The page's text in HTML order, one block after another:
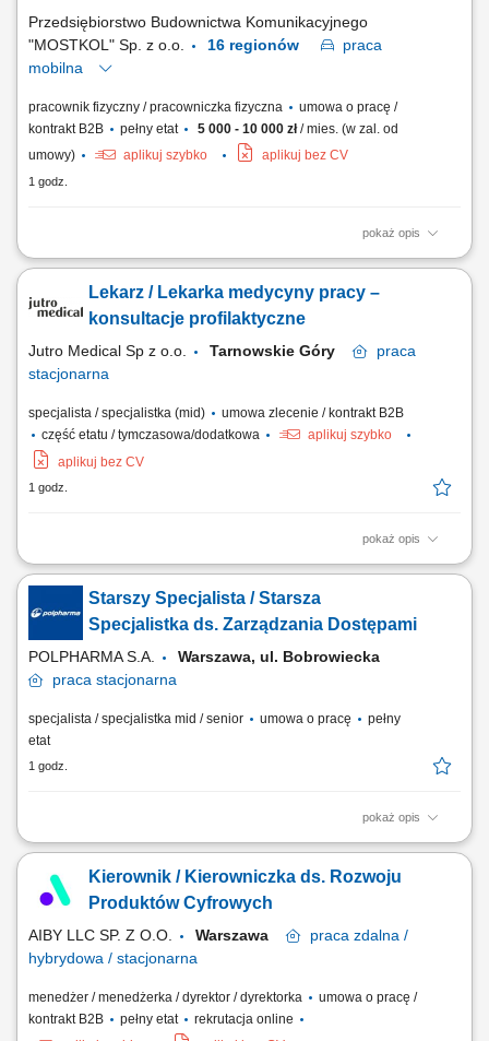
Przedsiębiorstwo Budownictwa Komunikacyjnego
"MOSTKOL" Sp. z o.o.
praca
mobilna
pracownik fizyczny / pracowniczka fizyczna
umowa o pracę /
kontrakt B2B
pełny etat 5 000 - 10 000 zł/ mies. (w zal. od
umowy)
aplikuj szybko aplikuj bez CV
1 godz.
pokaż opis
ZADANIA: Obsługa koparki kołowej, koparko-ładowarki, ładowarki
Praca przy wykonywaniu obiektów mostowych Wykonywanie prac
ziemnych i transportowych na terenie prowadzonych robót Bieżąca
Lekarz / Lekarka medycyny pracy –
konsultacje profilaktyczne
Jutro Medical Sp z o.o. Tarnowskie Góry
praca
stacjonarna
specjalista / specjalistka (mid)
umowa zlecenie / kontrakt B2B
część etatu / tymczasowa/dodatkowa
aplikuj szybko
aplikuj bez CV
1 godz.
pokaż opis
Opis stanowiska: wykonywanie badań pracowników w ramach
medycyny pracy (wstępne, okresowe, kontrolne) prowadzenie
konsultacji profilaktycznych, w tym dla osób pracujących w warunkach
narażenia zawodowego; ocena zdolności do pracy na określonych
stanowiskach; realizacja badań...
Starszy Specjalista / Starsza
Specjalistka ds. Zarządzania Dostępami
POLPHARMA S.A.
Warszawa, ul. Bobrowiecka
praca stacjonarna
specjalista / specjalistka mid / senior umowa o pracę
pełny
etat
1 godz.
pokaż opis
Zakres obowiązków: Projektowanie i rozwijanie modeli zarządzania
IAM dla nowych systemów i rozwiązań IT. Zarządzanie ryzykiem
związanym z segregacją uprawnień (SoD). Optymalizacja,
Kierownik / Kierowniczka ds. Rozwoju
Produktów Cyfrowych
AIBY LLC SP. Z O.O. Warszawa praca zdalna /
hybrydowa / stacjonarna
menedżer / menedżerka / dyrektor / dyrektorka
umowa o pracę /
kontrakt B2B
pełny etat
rekrutacja online